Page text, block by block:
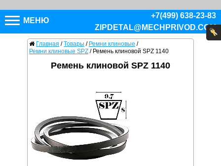
МЕНЮ
+7(499) 638-23-83
ZIPDETAL@MECHPRIVOD.COM
Главная / Товары / Ремни клиновые /
Ремни клиновые SPZ / Ремень клиновой SPZ 1140
Ремень клиновой SPZ 1140